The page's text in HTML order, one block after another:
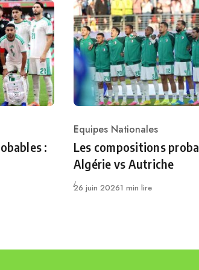
:
Category
Equipes Nationales
Les compositions
Algérie vs Autriche
Publié
26 juin 20261 min lire